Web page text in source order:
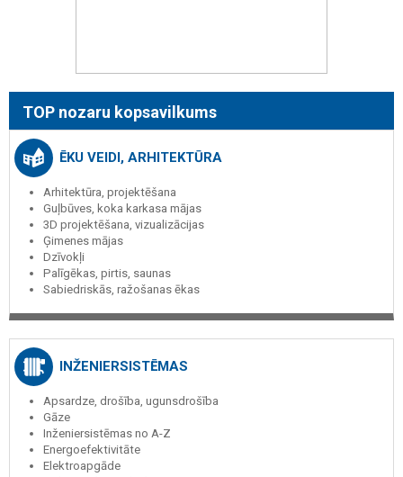
TOP nozaru kopsavilkums
ĒKU VEIDI, ARHITEKTŪRA
Arhitektūra, projektēšana
Guļbūves, koka karkasa mājas
3D projektēšana, vizualizācijas
Ģimenes mājas
Dzīvokļi
Palīgēkas, pirtis, saunas
Sabiedriskās, ražošanas ēkas
INŽENIERSISTĒMAS
Apsardze, drošība, ugunsdrošība
Gāze
Inženiersistēmas no A-Z
Energoefektivitāte
Elektroapgāde